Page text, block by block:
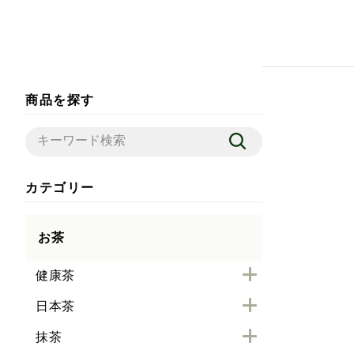
商品を探す
カテゴリー
お茶
健康茶
日本茶
抹茶